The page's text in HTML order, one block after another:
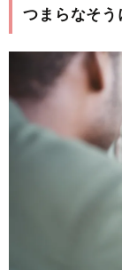
つまらなそう